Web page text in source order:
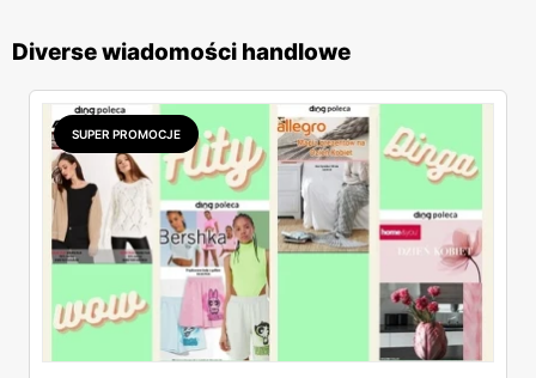
Diverse wiadomości handlowe
SUPER PROMOCJE